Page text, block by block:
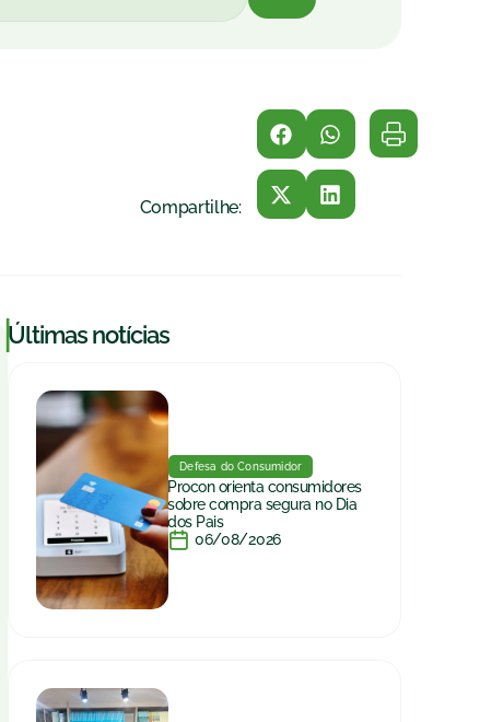
Compartilhe:
|Últimas notícias
Defesa do Consumidor
Procon orienta consumidores
sobre compra segura no Dia
dos Pais
06/08/2026